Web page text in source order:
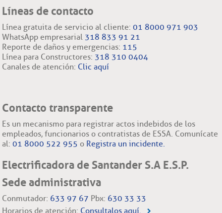
Líneas de contacto
Línea gratuita de servicio al cliente:01 8000 971 903
WhatsApp empresarial 318 833 91 21
Reporte de daños y emergencias: 115
Línea para Constructores: 318 310 0404
Canales de atención: Clic aquí
Contacto transparente
Es un mecanismo para registrar actos indebidos de los
empleados, funcionarios o contratistas de ESSA. Comunícate
al:01 8000 522 955 o Registra un incidente.
Electrificadora de Santander S.A E.S.P.
Sede administrativa
Conmutador: 633 97 67 Pbx: 630 33 33
Horarios de atención: Consultalos aquí.